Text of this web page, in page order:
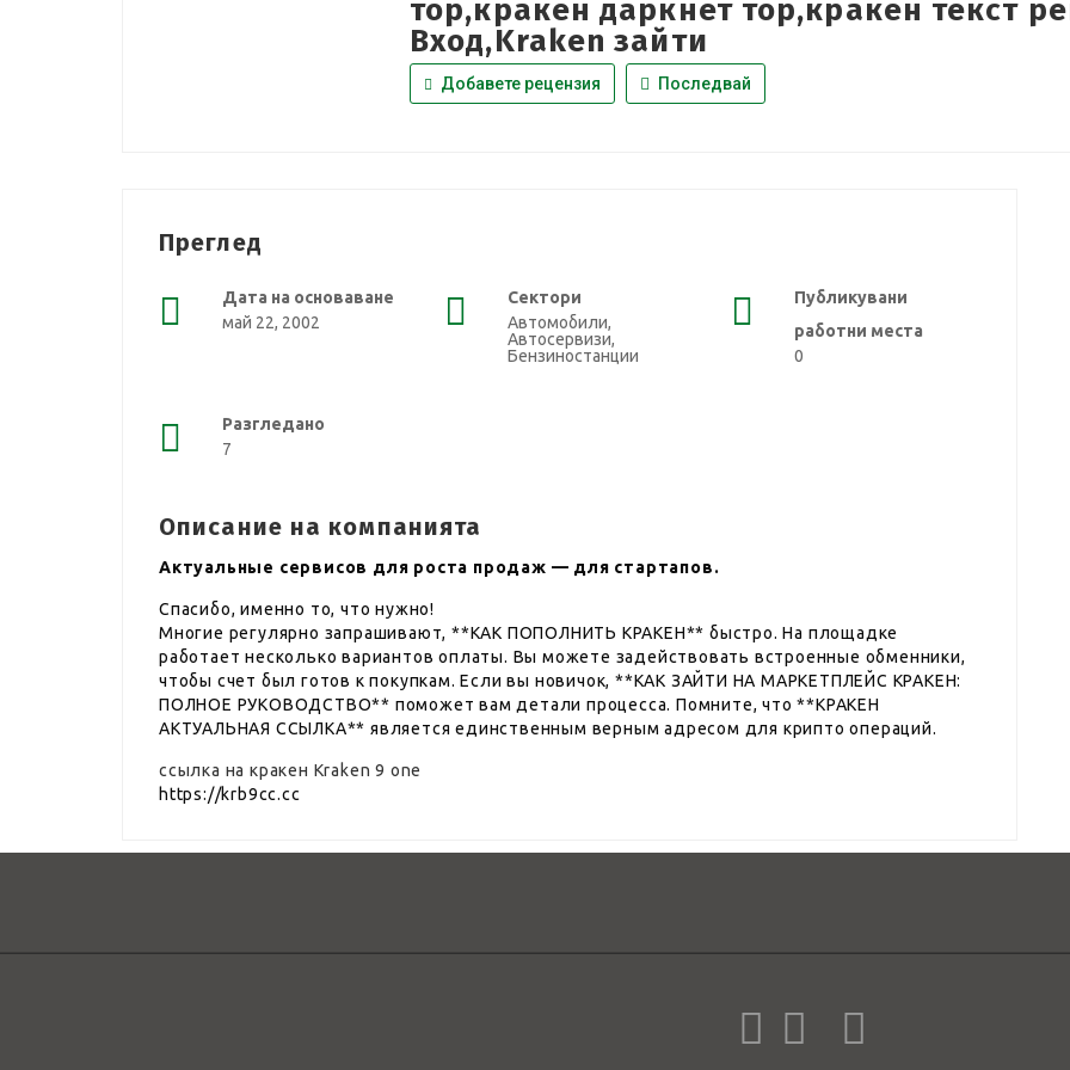
тор,кракен даркнет тор,кракен текст
Вход,Kraken зайти
Добавете рецензия Последвай
Преглед
Дата на основаване
май 22, 2002
Сектори
Автомобили,
Автосервизи,
Бензиностанции
Публикувани
работни места
0
Разгледано
7
Описание на компанията
Актуальные сервисов для роста продаж — для стартапов.
Спасибо, именно то, что нужно!
Многие регулярно запрашивают, **КАК ПОПОЛНИТЬ КРАКЕН** быстро. На площадке
работает несколько вариантов оплаты. Вы можете задействовать встроенные обменники,
чтобы счет был готов к покупкам. Если вы новичок, **КАК ЗАЙТИ НА МАРКЕТПЛЕЙС КРАКЕН:
ПОЛНОЕ РУКОВОДСТВО** поможет вам детали процесса. Помните, что **КРАКЕН
АКТУАЛЬНАЯ ССЫЛКА** является единственным верным адресом для крипто операций.
ссылка на кракен Kraken 9 one
https://krb9cc.cc